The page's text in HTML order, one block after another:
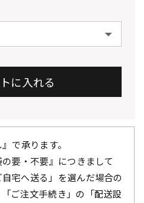
で承ります。
要・不要』につきまして
宅へ送る」を選んだ場合の
ご注文手続き」の「配送設